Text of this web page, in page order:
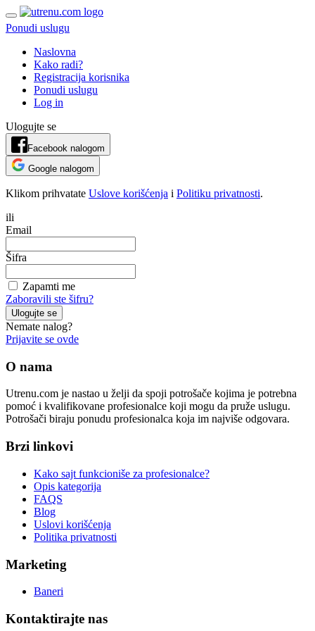
Ponudi uslugu
Naslovna
Kako radi?
Registracija korisnika
Ponudi uslugu
Log in
Ulogujte se
Facebook nalogom
Google nalogom
Klikom prihvatate Uslove korišćenja i Politiku privatnosti.
ili
Email
Šifra
Zapamti me
Zaboravili ste šifru?
Ulogujte se
Nemate nalog?
Prijavite se ovde
O nama
Utrenu.com je nastao u želji da spoji potrošače kojima je potrebna
pomoć i kvalifikovane profesionalce koji mogu da pruže uslugu.
Potrošači biraju ponudu profesionalca koja im najviše odgovara.
Brzi linkovi
Kako sajt funkcioniše za profesionalce?
Opis kategorija
FAQS
Blog
Uslovi korišćenja
Politika privatnosti
Marketing
Baneri
Kontaktirajte nas